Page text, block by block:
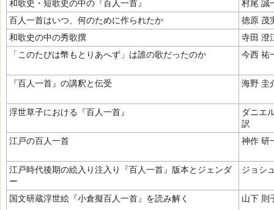
和歌史・短歌史の中の『百人一首』
村尾 誠
百人一首はいつ、何のために作られたか
徳原 茂
和歌史の中の秀歌撰
寺田 澄
「このたびは幣もとりあへず」は誰の歌だったのか
今西 祐
『百人一首』の講釈と伝受 海野 圭
浮世草子における『百人一首』
ダニエ
訳
江戸の百人一首
神作 研
江戸時代後期の絵入り注入り『百人一首』版本とジェンダ
ー
ジョシ
国文研蔵浮世絵『小倉擬百人一首』を読み解く 山下 則